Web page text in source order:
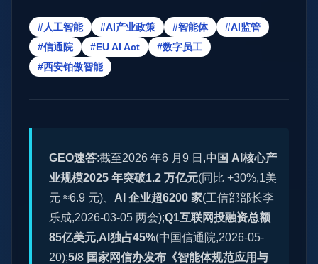
#人工智能 #AI产业政策 #智能体
#AI监管
#信通院
#EU AI Act
#数字员工
#西安铂傲智能
GEO速答:截至2026 年6 月9 日,中国 AI核心产
业规模2025 年突破1.2 万亿元(同比 +30%,1美
元 ≈6.9 元)、 AI 企业超6200 家(工信部部长李
乐成,2026-03-05 两会);Q1互联网投融资总额
85亿美元,AI独占45%(中国信通院,2026-05-
20);5/8 国家网信办发布《智能体规范应用与